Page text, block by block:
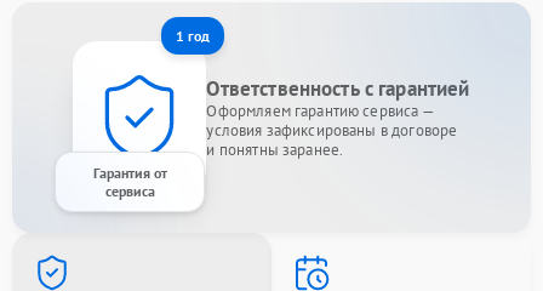
1 год
Гарантия от
сервиса
Ответственность с гарантией
Оформляем гарантию сервиса —
условия зафиксированы в договоре
и понятны заранее.